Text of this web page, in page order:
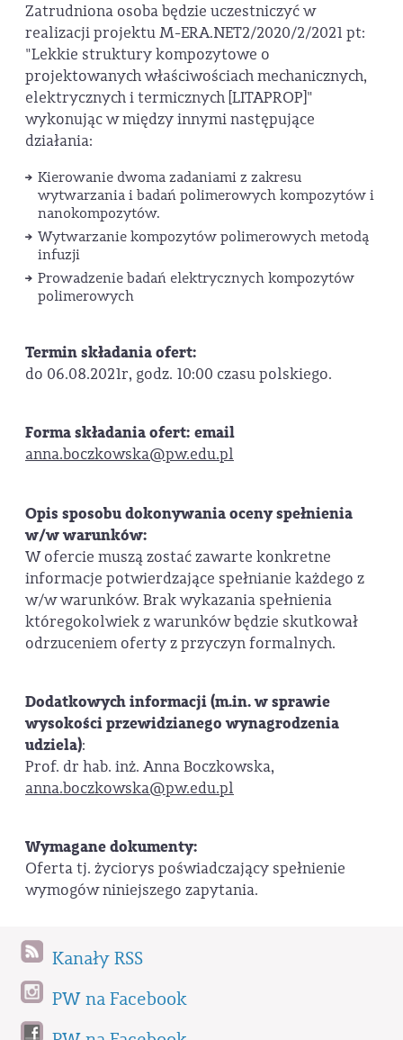
Zatrudniona osoba będzie uczestniczyć w
realizacji projektu M-ERA.NET2/2020/2/2021 pt:
"Lekkie struktury kompozytowe o
projektowanych właściwościach mechanicznych,
elektrycznych i termicznych [LITAPROP]"
wykonując w między innymi następujące
działania:
Kierowanie dwoma zadaniami z zakresu
wytwarzania i badań polimerowych kompozytów i
nanokompozytów.
Wytwarzanie kompozytów polimerowych metodą
infuzji
Prowadzenie badań elektrycznych kompozytów
polimerowych
Termin składania ofert:
do 06.08.2021r, godz. 10:00 czasu polskiego.
Forma składania ofert: email
anna.boczkowska@pw.edu.pl
Opis sposobu dokonywania oceny spełnienia
w/w warunków:
W ofercie muszą zostać zawarte konkretne
informacje potwierdzające spełnianie każdego z
w/w warunków. Brak wykazania spełnienia
któregokolwiek z warunków będzie skutkował
odrzuceniem oferty z przyczyn formalnych.
Dodatkowych informacji (m.in. w sprawie
wysokości przewidzianego wynagrodzenia
udziela):
Prof. dr hab. inż. Anna Boczkowska,
anna.boczkowska@pw.edu.pl
Wymagane dokumenty:
Oferta tj. życiorys poświadczający spełnienie
wymogów niniejszego zapytania.
Kanały RSS
PW na Facebook